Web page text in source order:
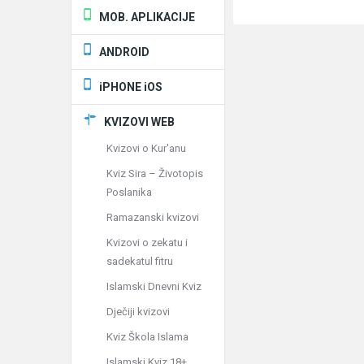
MOB. APLIKACIJE
ANDROID
iPHONE iOS
KVIZOVI WEB
Kvizovi o Kur'anu
Kviz Sira – Životopis
Poslanika
Ramazanski kvizovi
Kvizovi o zekatu i
sadekatul fitru
Islamski Dnevni Kviz
Dječiji kvizovi
Kviz Škola Islama